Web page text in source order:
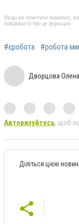
Якщо ви помітили помилку,
повідомити про це редакцію
#єробота #робота
Дворцова Олена
Авторизуйтесь, щоб
Діліться цією